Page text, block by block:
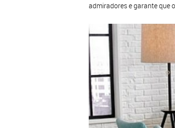
admiradores e garante que